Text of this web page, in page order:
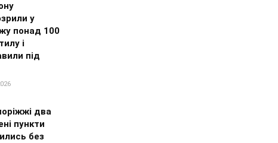
у
понад 100
і
під
два
пункти
без